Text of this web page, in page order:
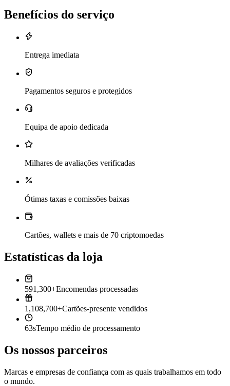
Benefícios do serviço
Entrega imediata
Pagamentos seguros e protegidos
Equipa de apoio dedicada
Milhares de avaliações verificadas
Ótimas taxas e comissões baixas
Cartões, wallets e mais de 70 criptomoedas
Estatísticas da loja
591,300+Encomendas processadas
1,108,700+Cartões-presente vendidos
63sTempo médio de processamento
Os nossos parceiros
Marcas e empresas de confiança com as quais trabalhamos em todo
o mundo.